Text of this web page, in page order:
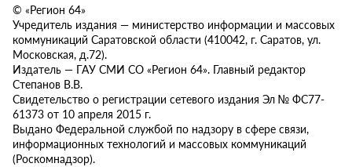
© «Регион 64»
Учредитель издания — министерство информации и массовых
коммуникаций Саратовской области (410042, г. Саратов, ул.
Московская, д.72).
Издатель — ГАУ СМИ СО «Регион 64». Главный редактор
Степанов В.В.
Свидетельство о регистрации сетевого издания Эл № ФС77-
61373 от 10 апреля 2015 г.
Выдано Федеральной службой по надзору в сфере связи,
информационных технологий и массовых коммуникаций
(Роскомнадзор).